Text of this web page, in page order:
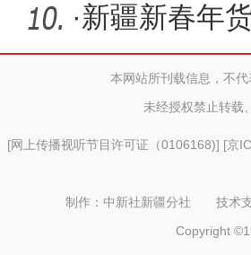
·新疆新春年
本网站所刊载信息，不
未经授权禁止转载
[网上传播视听节目许可证（0106168)] [京
制作：中新社新疆分社 技术
Copyright